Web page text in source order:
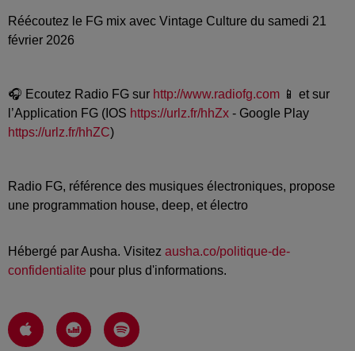
Réécoutez le FG mix avec Vintage Culture du samedi 21
février 2026
🎧 Ecoutez Radio FG sur http://www.radiofg.com 📱 et sur
l’Application FG (IOS https://urlz.fr/hhZx - Google Play
https://urlz.fr/hhZC)
Radio FG, référence des musiques électroniques, propose
une programmation house, deep, et électro
Hébergé par Ausha. Visitez ausha.co/politique-de-
confidentialite pour plus d'informations.